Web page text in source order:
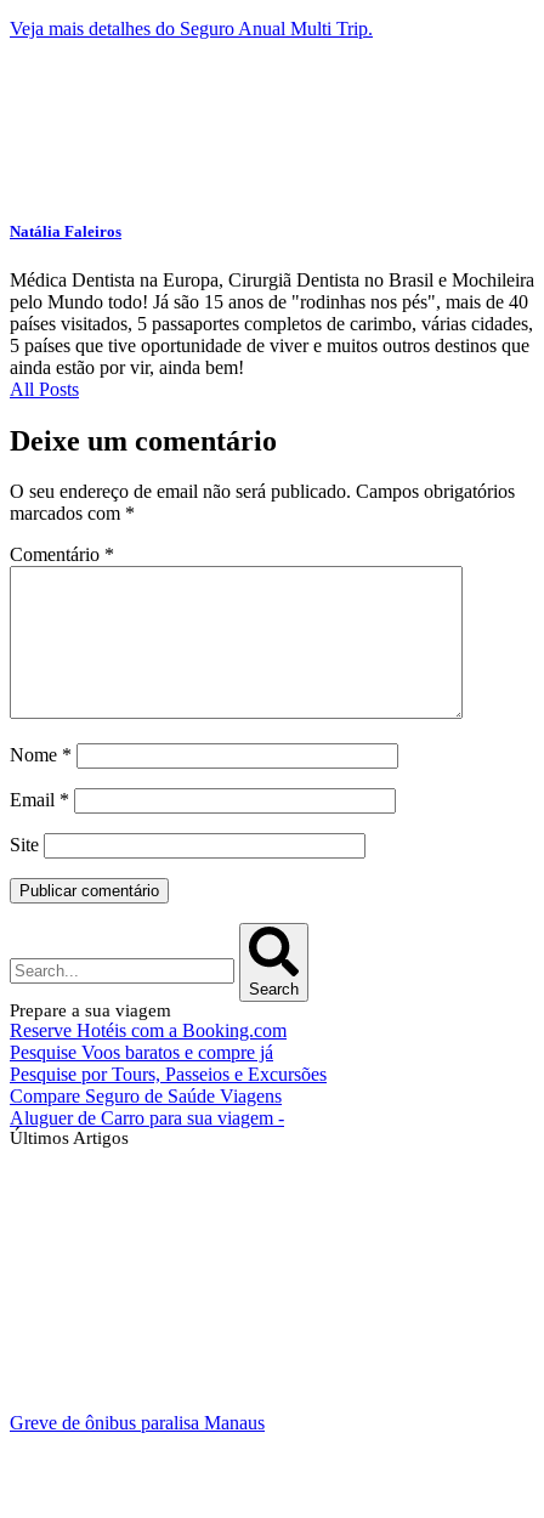
Veja mais detalhes do Seguro Anual Multi Trip.
Natália Faleiros
Médica Dentista na Europa, Cirurgiã Dentista no Brasil e Mochileira
pelo Mundo todo! Já são 15 anos de "rodinhas nos pés", mais de 40
países visitados, 5 passaportes completos de carimbo, várias cidades,
5 países que tive oportunidade de viver e muitos outros destinos que
ainda estão por vir, ainda bem!
All Posts
Deixe um comentário
O seu endereço de email não será publicado. Campos obrigatórios
marcados com *
Comentário *
Nome *
Email *
Site
Search
Prepare a sua viagem
Reserve Hotéis com a Booking.com
Pesquise Voos baratos e compre já
Pesquise por Tours, Passeios e Excursões
Compare Seguro de Saúde Viagens
Aluguer de Carro para sua viagem -
Últimos Artigos
Greve de ônibus paralisa Manaus